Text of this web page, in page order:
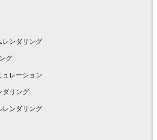
レンダリング
グ
ュレーション
ダリング
レンダリング